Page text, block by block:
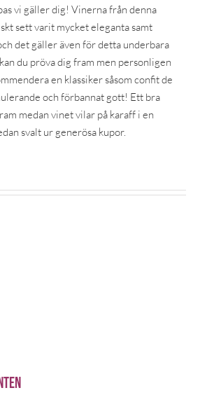
vi gäller dig! Vinerna från denna
sett varit mycket eleganta samt
det gäller även för detta underbara
du pröva dig fram men personligen
en klassiker såsom confit de
och förbannat gott! Ett bra
medan vinet vilar på karaff i en
svalt ur generösa kupor.